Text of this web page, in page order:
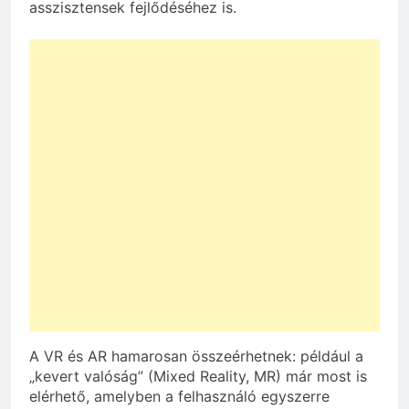
asszisztensek fejlődéséhez is.
A VR és AR hamarosan összeérhetnek: például a
„kevert valóság” (Mixed Reality, MR) már most is
elérhető, amelyben a felhasználó egyszerre